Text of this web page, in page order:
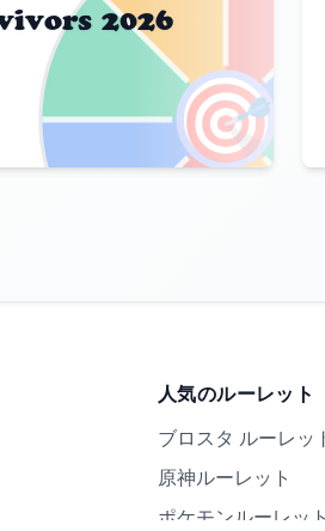
🎯
2026
人気のルーレット
ブロスタ ルーレッ
原神ルーレット
ポケモンルーレット